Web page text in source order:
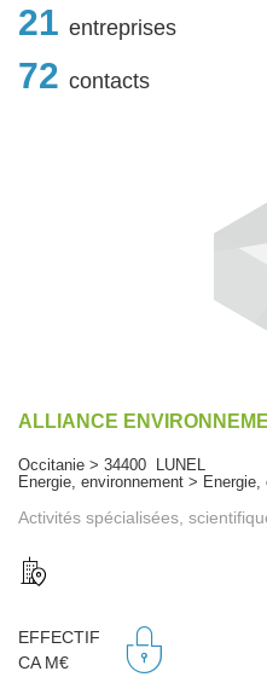
21 entreprises
72 contacts
ALLIANCE
Occitanie > 34400 LUNEL
Energie, environnement > Energie,
Activités spécialisées,
EFFECTIF
CA M€